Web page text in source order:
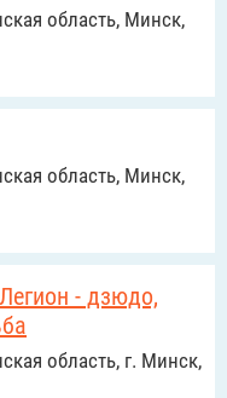
область, Минск,
область, Минск,
- дзюдо,
область, г. Минск,